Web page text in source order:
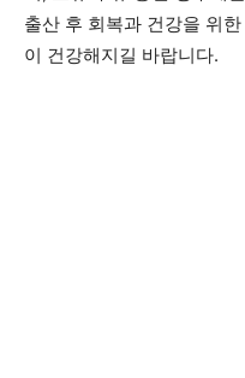
출산 후 회복과 건강을 위
이 건강해지길 바랍니다.